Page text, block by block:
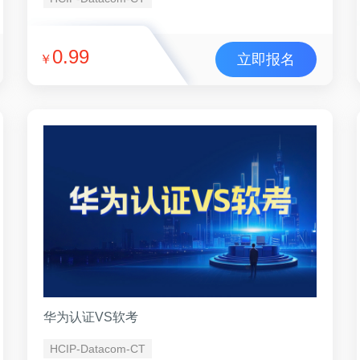
￥ 0.99 立即报名
华为认证VS软考
HCIP-Datacom-CT